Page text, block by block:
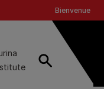
Bienvenue
Recherche